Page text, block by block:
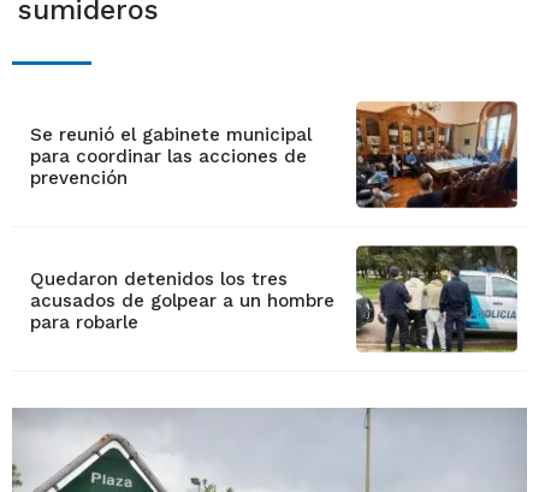
sumideros
Se reunió el gabinete municipal
para coordinar las acciones de
prevención
Quedaron detenidos los tres
acusados de golpear a un hombre
para robarle